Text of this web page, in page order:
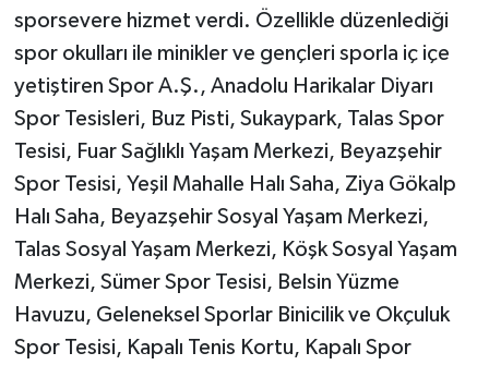
sporsevere hizmet verdi. Özellikle düzenlediği
spor okulları ile minikler ve gençleri sporla iç içe
yetiştiren Spor A.Ş., Anadolu Harikalar Diyarı
Spor Tesisleri, Buz Pisti, Sukaypark, Talas Spor
Tesisi, Fuar Sağlıklı Yaşam Merkezi, Beyazşehir
Spor Tesisi, Yeşil Mahalle Halı Saha, Ziya Gökalp
Halı Saha, Beyazşehir Sosyal Yaşam Merkezi,
Talas Sosyal Yaşam Merkezi, Köşk Sosyal Yaşam
Merkezi, Sümer Spor Tesisi, Belsin Yüzme
Havuzu, Geleneksel Sporlar Binicilik ve Okçuluk
Spor Tesisi, Kapalı Tenis Kortu, Kapalı Spor